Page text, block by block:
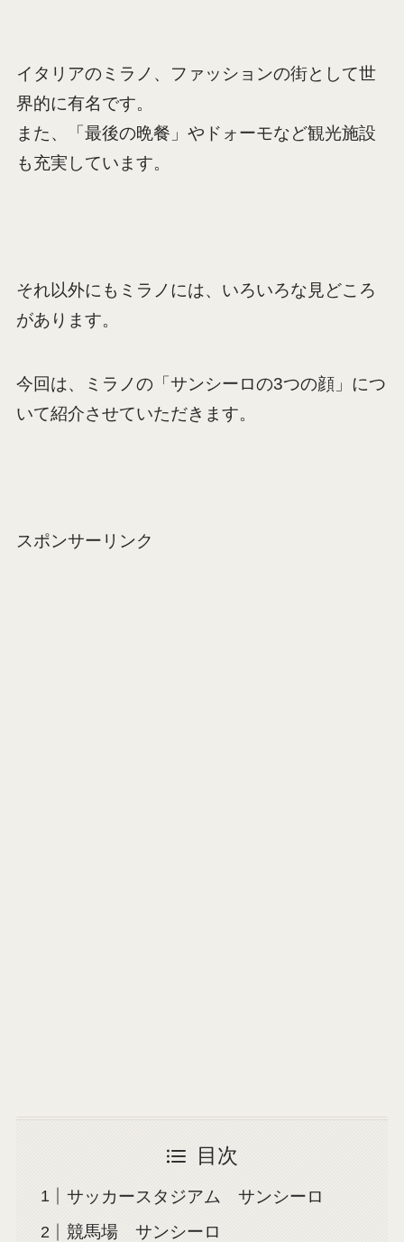
イタリアのミラノ、ファッションの街として世
界的に有名です。
また、「最後の晩餐」やドォーモなど観光施設
も充実しています。
それ以外にもミラノには、いろいろな見どころ
があります。
今回は、ミラノの「サンシーロの3つの顔」につ
いて紹介させていただきます。
スポンサーリンク
目次
サッカースタジアム サンシーロ
競馬場 サンシーロ